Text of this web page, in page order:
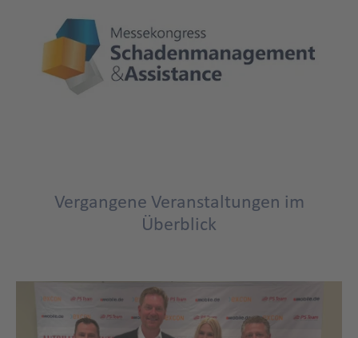
Vergangene Veranstaltungen im
Überblick
bankenmonitor